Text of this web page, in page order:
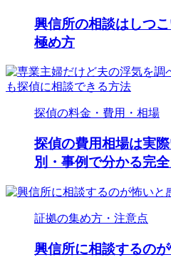
興信所の相談はしつ
極め方
探偵の料金・費用・相場
探偵の費用相場は実
別・事例で分かる完
証拠の集め方・注意点
興信所に相談するの